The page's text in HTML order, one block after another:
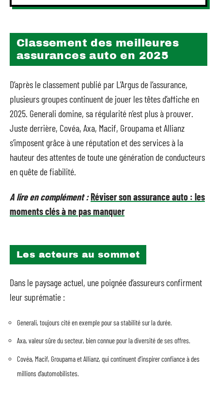
Classement des meilleures
assurances auto en 2025
D’après le classement publié par L’Argus de l’assurance,
plusieurs groupes continuent de jouer les têtes d’affiche en
2025. Generali domine, sa régularité n’est plus à prouver.
Juste derrière, Covéa, Axa, Macif, Groupama et Allianz
s’imposent grâce à une réputation et des services à la
hauteur des attentes de toute une génération de conducteurs
en quête de fiabilité.
A lire en complément :Réviser son assurance auto : les
moments clés à ne pas manquer
Les acteurs au sommet
Dans le paysage actuel, une poignée d’assureurs confirment
leur suprématie :
Generali, toujours cité en exemple pour sa stabilité sur la durée.
Axa, valeur sûre du secteur, bien connue pour la diversité de ses offres.
Covéa, Macif, Groupama et Allianz, qui continuent d’inspirer confiance à des
millions d’automobilistes.